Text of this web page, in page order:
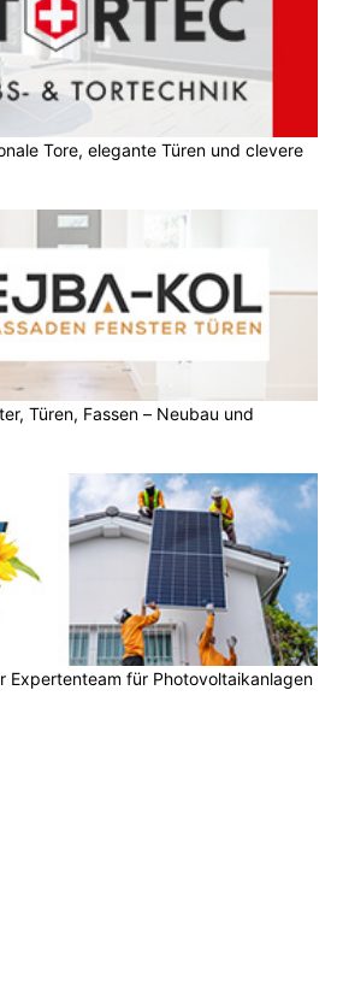
Tore, elegante Türen und clevere
Türen, Fassen – Neubau und
Expertenteam für Photovoltaikanlagen